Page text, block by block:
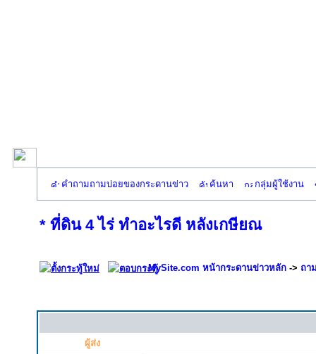
คำถามถามบ่อยของกระดานข่าว ค้นหา กลุ่มผู้ใช้งาน
* ที่ดิน 4 ไร่ ทำอะไรดี หลังเกษียณ
MySite.com หน้ากระดานข่าวหลัก -> ถา
ผู้ส่ง